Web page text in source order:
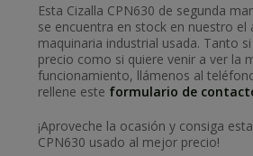
Esta Cizalla CPN630 de segunda
se encuentra en stock en nuestro el
maquinaria industrial usada. Tanto
precio como si quiere venir a ver la
funcionamiento, llámenos al
rellene este formulario de
¡Aproveche la ocasión y consiga esta
CPN630 usado al mejor precio!